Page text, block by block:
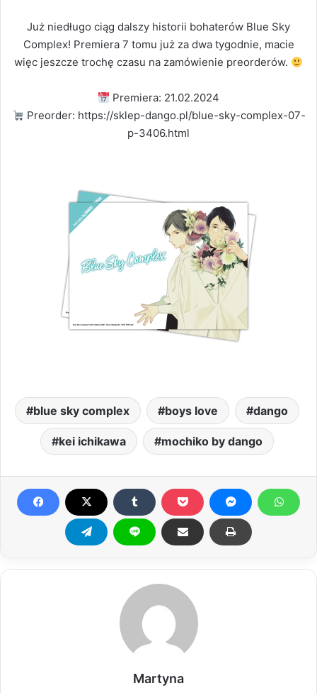
Już niedługo ciąg dalszy historii bohaterów Blue Sky
Complex! Premiera 7 tomu już za dwa tygodnie, macie
więc jeszcze trochę czasu na zamówienie preorderów.
Premiera: 21.02.2024
Preorder: https://sklep-dango.pl/blue-sky-complex-07-
p-3406.html
blue sky complex boys love dango
kei ichikawa mochiko by dango
Martyna